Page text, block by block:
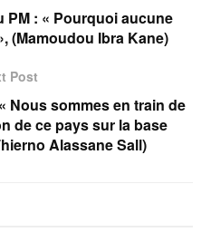
: « Pourquoi aucune
(Mamoudou Ibra Kane)
Post
Nous sommes en train de
de ce pays sur la base
Alassane Sall)